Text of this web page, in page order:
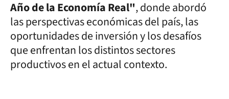
Año de la Economía Real", donde abordó
las perspectivas económicas del país, las
oportunidades de inversión y los desafíos
que enfrentan los distintos sectores
productivos en el actual contexto.